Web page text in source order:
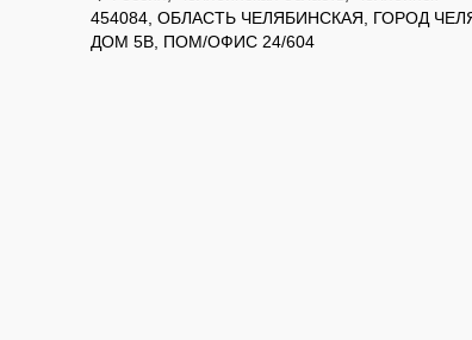
454084, ОБЛАСТЬ ЧЕЛЯБИНСКАЯ, ГОРОД
ДОМ 5В, ПОМ/ОФИС 24/604